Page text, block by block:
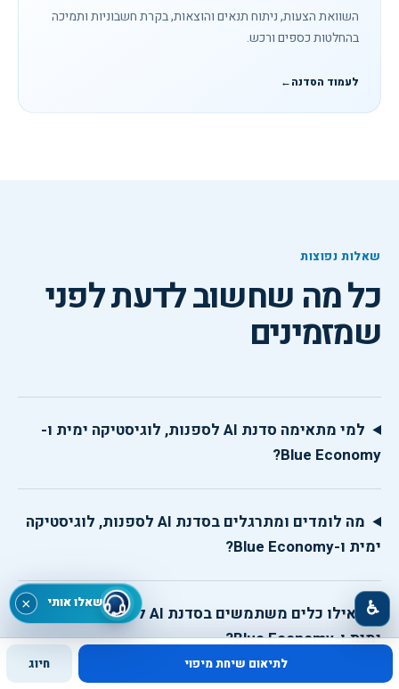
השוואת הצעות, ניתוח תנאים והוצאות, בקרת חשבוניות ותמיכה
בהחלטות כספים ורכש.
לעמוד הסדנה←
שאלות נפוצות
כל מה שחשוב לדעת לפני
שמזמינים
למי מתאימה סדנת AI לספנות, לוגיסטיקה ימית ו-
Blue Economy?
מה לומדים ומתרגלים בסדנת AI לספנות, לוגיסטיקה
ימית ו-Blue Economy?
באילו כלים משתמשים בסדנת AI לספנות, לוגיסטיקה
ימית ו-Blue Economy?
לתיאום שיחת מיפוי חיוג
שאלו אותי × ♿